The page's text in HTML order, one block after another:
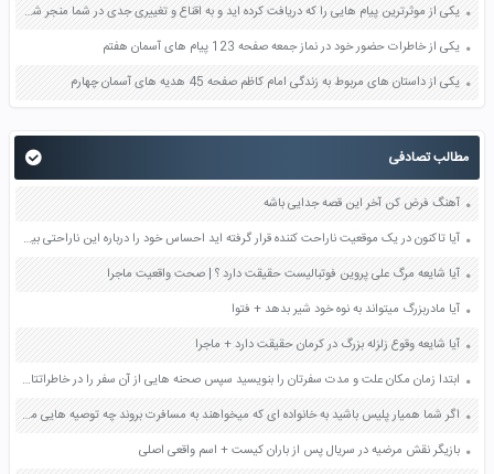
یکی از موثرترین پیام هایی را که دریافت کرده اید و به اقناع و تغییری جدی در شما منجر شده است برسی کنید و علت این تاثیر گذاری قابل توجه را بنویسید صفحه 52 تفکر و سواد رسانه ای دهم
یکی از خاطرات حضور خود در نماز جمعه صفحه 123 پیام های آسمان هفتم
یکی از داستان های مربوط به زندگی امام کاظم صفحه 45 هدیه های آسمان چهارم
مطالب تصادفی
آهنگ فرض کن آخر این قصه جدایی باشه
آیا تاکنون در یک موقعیت ناراحت کننده قرار گرفته اید احساس خود را درباره این ناراحتی بیان کنید درجه و شدت این ناراحتی تا چه مقدار بوده است صفحه 102 کتاب تفکر و سبک زندگی هشتم
آیا شایعه مرگ علی پروین فوتبالیست حقیقت دارد ؟ | صحت واقعیت ماجرا
آیا مادربزرگ میتواند به نوه خود شیر بدهد + فتوا
آیا شایعه وقوع زلزله بزرگ در کرمان حقیقت دارد + ماجرا
ابتدا زمان مکان علت و مدت سفرتان را بنویسید سپس صحنه هایی از آن سفر را در خاطراتتان جست و جو و تجسم کنید و بنویسید صفحه 91 کتاب نگارش یازدهم
اگر شما همیار پلیس باشید به خانواده ای که میخواهند به مسافرت بروند چه توصیه هایی می کنید صفحه 54 مطالعات اجتماعی پنجم
بازیگر نقش مرضیه در سریال پس از باران کیست + اسم واقعی اصلی